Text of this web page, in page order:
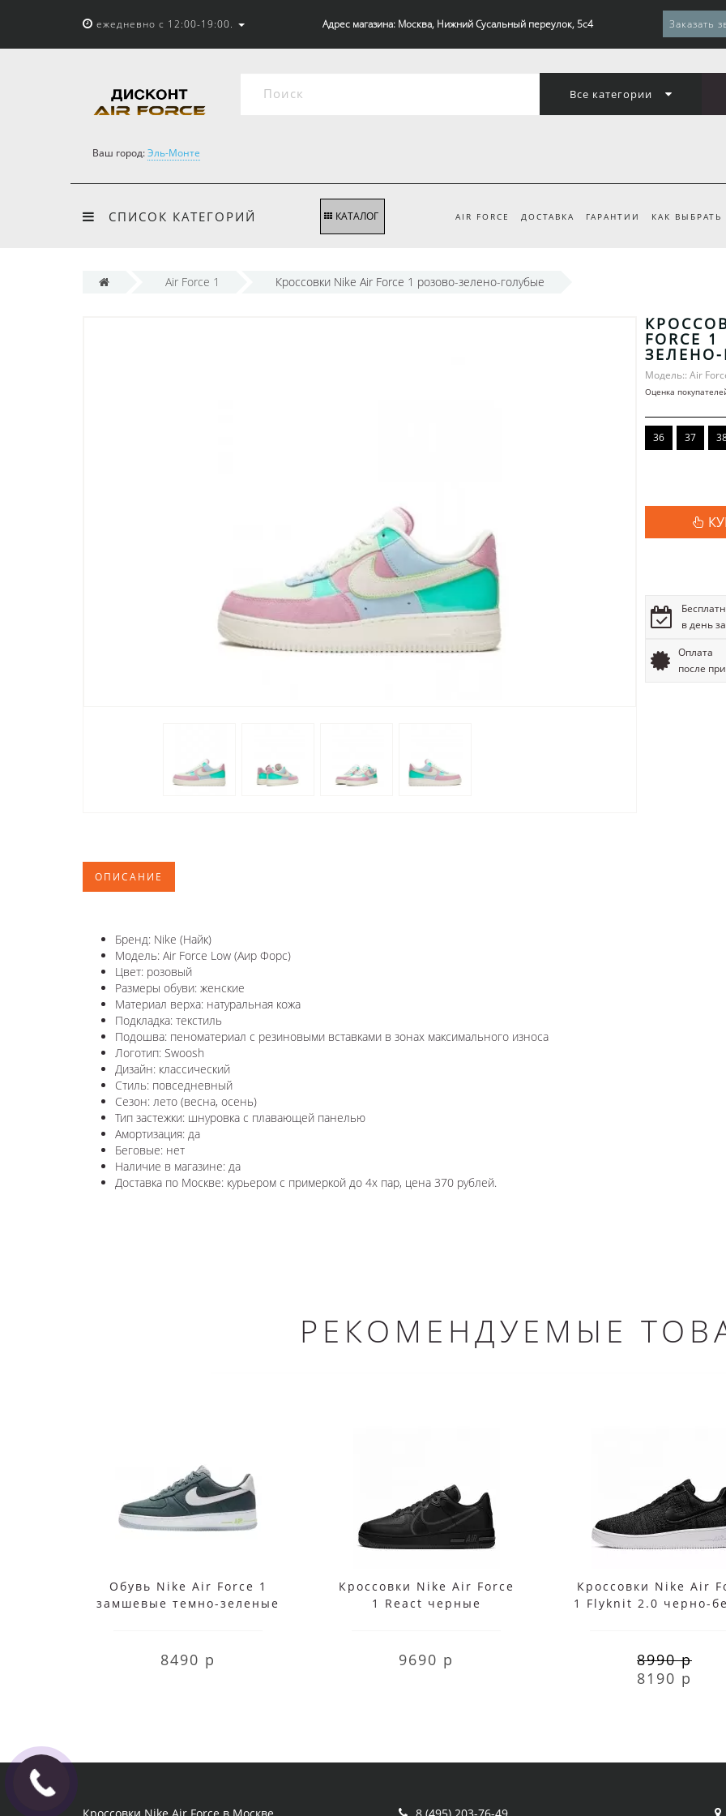
ежедневно с 12:00-19:00. Адрес магазина: Москва, Нижний Сусальный переулок, 5с4 Заказать
Все категории
Ваш город:Эль-Монте
СПИСОК КАТЕГОРИЙ КАТАЛОГ AIR FORCE ДОСТАВКА ГАРАНТИИ КАК ВЫБРАТЬ
Air Force 1 Кроссовки Nike Air Force 1 розово-зелено-голубые
FORCE
Модель:: Air
Оценка
36 37
в день
Оплата
после
ОПИСАНИЕ
Бренд: Nike (Найк)
Модель: Air Force Low (Аир Форс)
Цвет: розовый
Размеры обуви: женские
Материал верха: натуральная кожа
Подкладка: текстиль
Подошва: пеноматериал с резиновыми вставками в зонах максимального износа
Логотип: Swoosh
Дизайн: классический
Стиль: повседневный
Сезон: лето (весна, осень)
Тип застежки: шнуровка с плавающей панелью
Амортизация: да
Беговые: нет
Наличие в магазине: да
Доставка по Москве: курьером с примеркой до 4х пар, цена 370 рублей.
РЕКОМЕНДУЕМЫЕ
Обувь Nike Air Force 1
замшевые темно-зеленые
8490 р
Кроссовки Nike Air Force
1 React черные
9690 р
Кроссовки Nike Air
1 Flyknit 2.0 черно-
8990 р
8190 р
Кроссовки Nike Air Force в Москве 8 (495) 203-76-49